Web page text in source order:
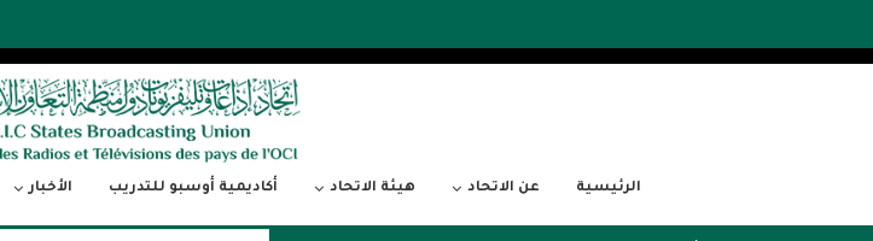
الرئيسية عن الاتحاد هيئة الاتحاد أكاديمية أوسبو للتدريب الأخبار